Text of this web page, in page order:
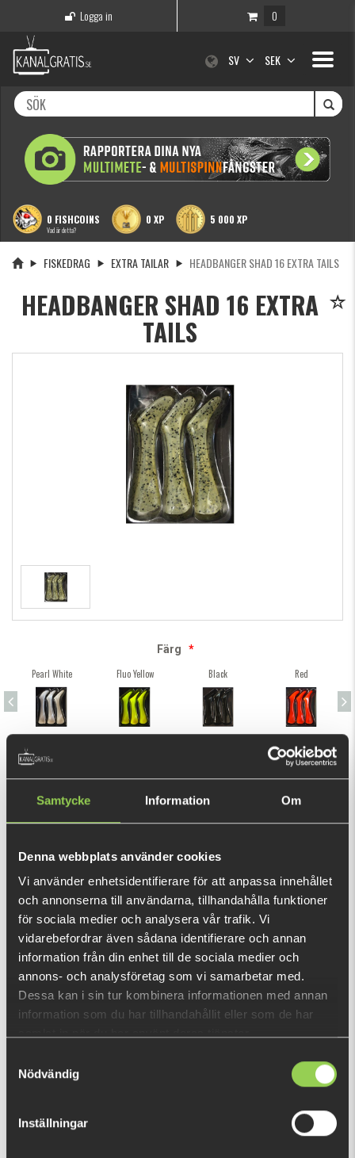
Samtycke Information Om
Denna webbplats använder cookies
Vi använder enhetsidentifierare för att anpassa innehållet
och annonserna till användarna, tillhandahålla funktioner
för sociala medier och analysera vår trafik. Vi
vidarebefordrar även sådana identifierare och annan
information från din enhet till de sociala medier och
annons- och analysföretag som vi samarbetar med.
Dessa kan i sin tur kombinera informationen med annan
information som du har tillhandahållit eller som de har
Nödvändig
Inställningar
Logga in 0
Toggle
SV SEK
0 FISHCOINS
Vad är detta?
0 XP 5 000 XP
FISKEDRAG EXTRA TAILAR HEADBANGER SHAD 16 EXTRA TAILS
HEADBANGER SHAD 16 EXTRA
TAILS
Färg
*
Pearl White
Fluo Yellow Black Red
39 kr
(55 kr)
KÖP
OK
Ändra färgen på tailen! För Headbanger Shad 16 cm.
Den här produkten ger dig 78 fishcoins nu!
Vad är detta?
INFORMATION
Extra tailar för Headbanger Shad 16 cm för att ersätta dina
gamla när de blir för slitna, eller för att skapa dina egna
De monteras enkelt genom att vrida tailen medurs på
korkskruvens ankare som håller tailarna.